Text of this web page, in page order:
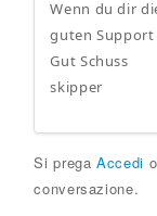
Wenn du dir
guten Support
Gut Schuss
skipper
Si pregaAccedi o
conversazione.